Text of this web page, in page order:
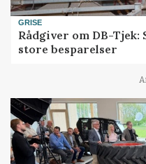
GRISE
Rådgiver om DB-
store besparelser